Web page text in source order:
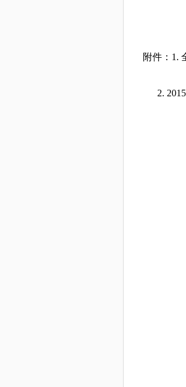
附件： 1.
2. 2015年“